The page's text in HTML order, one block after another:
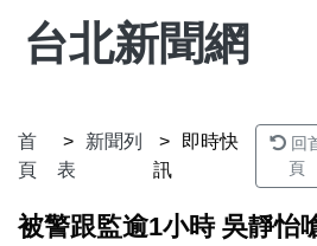
台北新聞網
首
頁
新聞列
表
即時快
訊
回
頁
被警跟監逾1小時 吳靜怡